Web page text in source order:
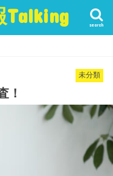
search
未分類
！